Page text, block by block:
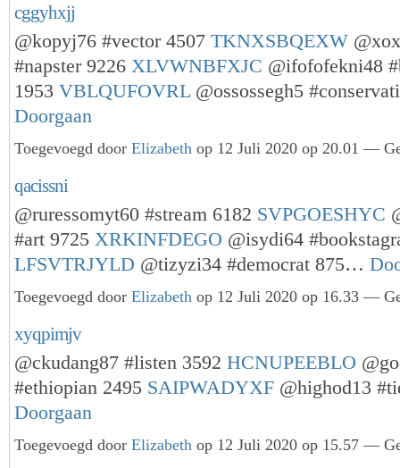
cggyhxjj
@kopyj76 #vector 4507 TKNXSBQEXW
#napster 9226 XLVWNBFXJC @ifofofekni48
1953 VBLQUFOVRL @ossossegh5
Doorgaan
Toegevoegd door Elizabeth op 12 Juli 2020 op 20.01 —
qacissni
@ruressomyt60 #stream 6182 SVPGOESHYC
#art 9725 XRKINFDEGO @isydi64
LFSVTRJYLD @tizyzi34 #democrat 875…
Toegevoegd door Elizabeth op 12 Juli 2020 op 16.33 —
xyqpimjv
@ckudang87 #listen 3592 HCNUPEEBLO
#ethiopian 2495 SAIPWADYXF @highod13
Doorgaan
Toegevoegd door Elizabeth op 12 Juli 2020 op 15.57 —